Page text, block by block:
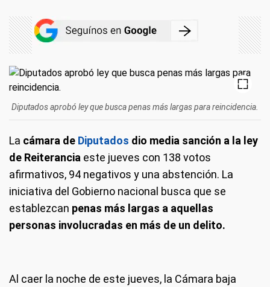
Diputados aprobó ley que busca penas más largas para reincidencia.
La cámara de Diputados dio media sanción a la ley
de Reiterancia este jueves con 138 votos
afirmativos, 94 negativos y una abstención. La
iniciativa del Gobierno nacional busca que se
establezcan penas más largas a aquellas
personas involucradas en más de un delito.
Al caer la noche de este jueves, la Cámara baja